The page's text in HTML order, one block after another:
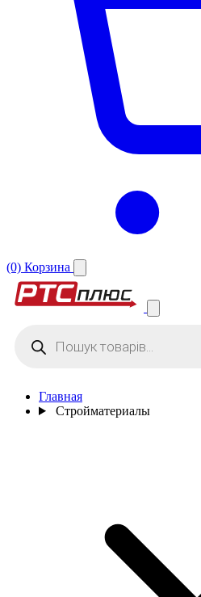
(0) Корзина
товаров
Главная
Стройматериалы